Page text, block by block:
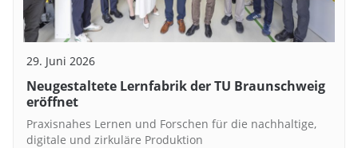
29. Juni 2026
Neugestaltete Lernfabrik der TU Braunschweig
eröffnet
Praxisnahes Lernen und Forschen für die nachhaltige,
digitale und zirkuläre Produktion